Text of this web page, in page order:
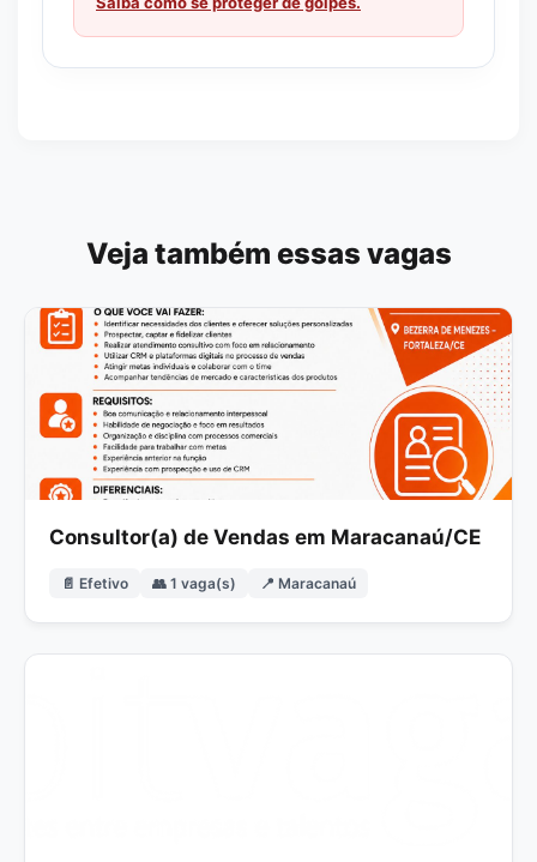
Veja também essas vagas
Consultor(a) de Vendas em Maracanaú/CE
📄 Efetivo 👥 1 vaga(s) 📍 Maracanaú